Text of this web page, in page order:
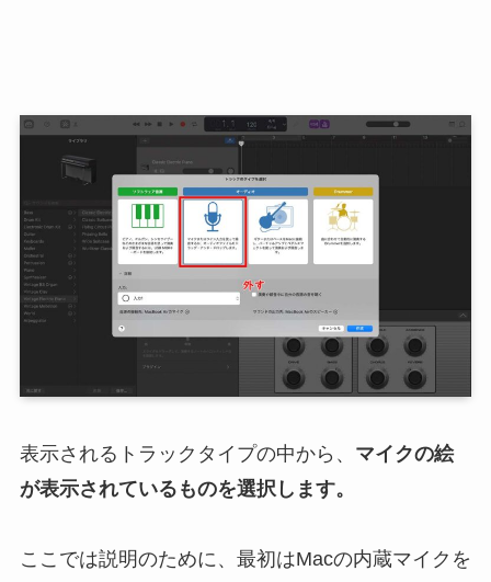
表示されるトラックタイプの中から、 マイクの絵
が表示されているものを選択します。
ここでは説明のために、最初はMacの内蔵マイクを